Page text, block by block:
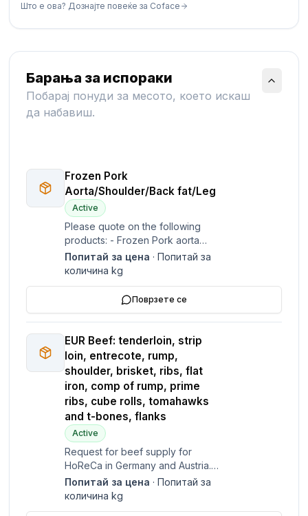
Барања за испораки
Побарај понуди за месото, което искаш
да набавиш.
Frozen Pork
Aorta/Shoulder/Back fat/Leg
Active
Please quote on the following
products: - Frozen Pork aorta
(not too much fat) - Frozen Pork
Shoulder Boneless Skinless: 2-3
Pork Back Fat Boneless Skinless:
Попитай за цена ·Попитай за
количина kg
Поврзете се
EUR Beef: tenderloin, strip
loin, entrecote, rump,
shoulder, brisket, ribs, flat
iron, comp of rump, prime
ribs, cube rolls, tomahawks
and t-bones, flanks
Active
Request for beef supply for
HoReCa in Germany and Austria. -
Includes various cuts: tenderloin,
strip loin, entrecote, rump,
Попитай за цена ·Попитай за
количина kg
Што е ова? Дознајте повеќе за Coface